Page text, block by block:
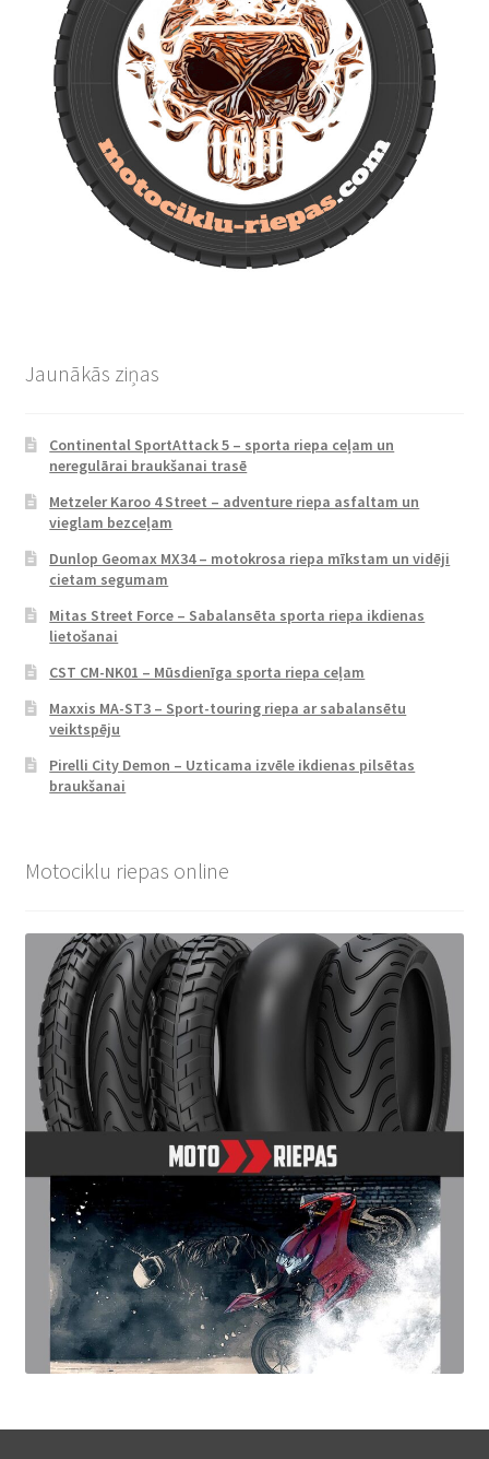
Jaunākās ziņas
Continental SportAttack 5 – sporta riepa ceļam un
neregulārai braukšanai trasē
Metzeler Karoo 4 Street – adventure riepa asfaltam un
vieglam bezceļam
Dunlop Geomax MX34 – motokrosa riepa mīkstam un vidēji
cietam segumam
Mitas Street Force – Sabalansēta sporta riepa ikdienas
lietošanai
CST CM-NK01 – Mūsdienīga sporta riepa ceļam
Maxxis MA-ST3 – Sport-touring riepa ar sabalansētu
veiktspēju
Pirelli City Demon – Uzticama izvēle ikdienas pilsētas
braukšanai
Motociklu riepas online